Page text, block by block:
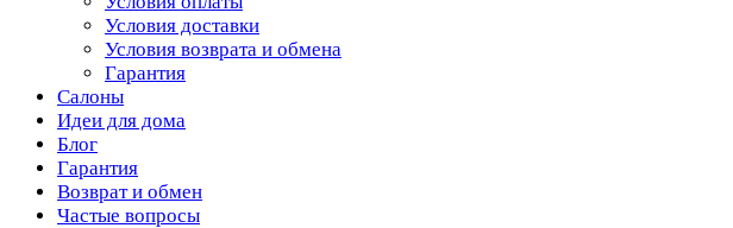
Условия доставки
Условия возврата и обмена
Гарантия
Салоны
Идеи для дома
Блог
Гарантия
Возврат и обмен
Частые вопросы